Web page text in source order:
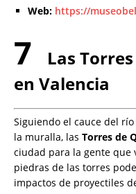
Web: https://
7
Las
en Valencia
Siguiendo el cauce del
la muralla, las Torres de
ciudad para la gente que
piedras de las torres
impactos de proyectiles